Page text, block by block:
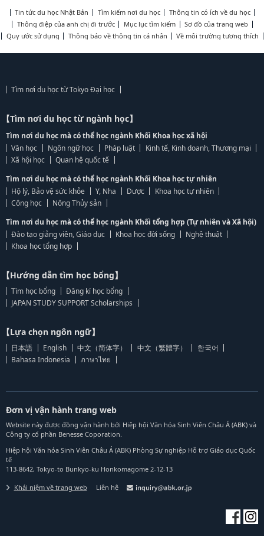
Tin tức du học Nhật Bản Tìm kiếm nơi du học
Thông tin có ích về du học
Thông điệp của anh chị đi trước
Mục lục tìm kiếm
Sơ đồ của trang web
Quy ước sử dụng
Thông báo về thông tin cá nhân Về môi trường tương thích
Tìm nơi du học từ Tokyo Đại học
【Tìm nơi du học từ ngành học】
Tìm nơi du học mà có thể học ngành Khối Khoa học xã hội
Văn học
Ngôn ngữ học Pháp luật
Kinh tế, Kinh doanh, Thương mại
Xã hội học
Quan hệ quốc tế
Tìm nơi du học mà có thể học ngành Khối Khoa học tự nhiên
Hộ lý, Bảo vệ sức khỏe
Y, Nha Dược
Khoa học tự nhiên
Công học
Nông Thủy sản
Tìm nơi du học mà có thể học ngành Khối tổng hợp (Tự nhiên và Xã hội)
Đào tạo giảng viên, Giáo dục
Khoa học đời sống
Nghệ thuật
Khoa học tổng hợp
【Hướng dẫn tìm học bổng】
Tìm học bổng
Đăng kí học bổng
JAPAN STUDY SUPPORT Scholarships
【Lựa chọn ngôn ngữ】
日本語 English 中文（简体字） 中文（繁體字）
한국어
Bahasa Indonesia
ภาษาไทย
Đơn vị vận hành trang web
Website này được đồng vận hành bởi Hiệp hội Văn hóa Sinh Viên Châu Á (ABK) và
Công ty cổ phần Benesse Coporation.
Hiệp hội Văn hóa Sinh Viên Châu Á (ABK) Phòng Sự nghiệp Hỗ trợ Giáo dục Quốc
tế
113-8642, Tokyo-to Bunkyo-ku Honkomagome 2-12-13
Khái niệm về trang web Liên hệ